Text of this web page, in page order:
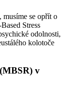
musíme se opřít o
Stress
odolnosti,
kolotoče
v